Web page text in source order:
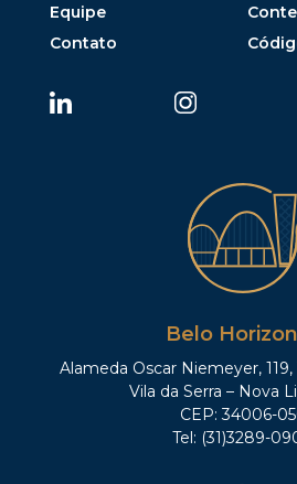
Equipe
Contato
Belo
Alameda Oscar Niemeyer, 119,
Vila da Serra – Nova
CEP: 34006-
Tel: (31)3289-